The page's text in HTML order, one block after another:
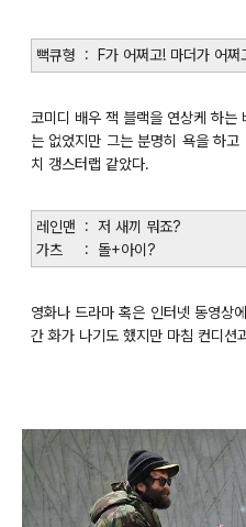
뻑큐형 : F가 어쩌고! 마더가 어쩌
코미디 배우 잭 블랙을 연상케 하는
는 없었지만 그는 분명히 욕을 하
치 갱스터랩 같았다.
레인맨 : 저 새끼 뭐죠?
가츠 : 돌+아이?
영화나 드라마 혹은 인터넷 동영상
간 화가 나기도 했지만 마침 컨디션